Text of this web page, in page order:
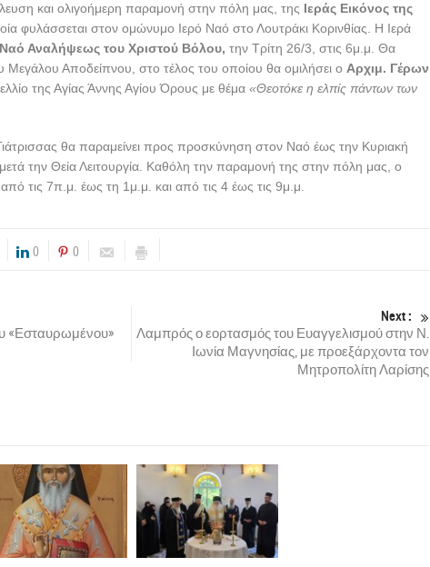
και ολιγοήμερη παραμονή στην πόλη μας, της Ιεράς Εικόνος της
φυλάσσεται στον ομώνυμο Ιερό Ναό στο Λουτράκι Κορινθίας. Η Ιερά
Ναό Αναλήψεως του Χριστού Βόλου, την Τρίτη 26/3, στις 6μ.μ. Θα
Μεγάλου Αποδείπνου, στο τέλος του οποίου θα ομιλήσει ο Αρχιμ. Γέρων
της Αγίας Άννης Αγίου Όρους με θέμα «Θεοτόκε η ελπίς πάντων των
θα παραμείνει προς προσκύνηση στον Ναό έως την Κυριακή
την Θεία Λειτουργία. Καθόλη την παραμονή της στην πόλη μας, ο
τις 7π.μ. έως τη 1μ.μ. και από τις 4 έως τις 9μ.μ.
0 0
«Εσταυρωμένου»
Next :
Λαμπρός ο εορτασμός του Ευαγγελισμού στην Ν.
Ιωνία Μαγνησίας, με προεξάρχοντα τον
Μητροπολίτη Λαρίσης